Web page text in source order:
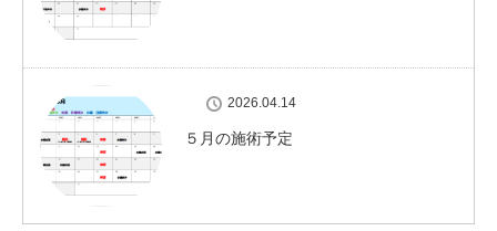
2026.04.14
５月の施術予定